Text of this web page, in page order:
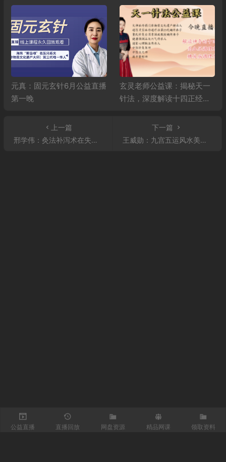
元真：固元玄针6月公益直播
第一晚
玄灵老师公益课：揭秘天一
针法，深度解读十四正经，
上一篇
邢学伟：灸法补泻术在失眠中的应用！
下一篇
王威勋：九宫五运风水美雕——新冠病毒发作期、后遗症的临床实战针方与中药方辨证论治！
公益直播 直播回放 网盘资源 精品网课 领取资料